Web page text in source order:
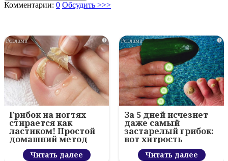
Комментарии: 0 Обсудить >>>
i
Грибок на ногтях
стирается как
ластиком! Простой
домашний метод
Читать далее
i
За 5 дней исчезнет
даже самый
застарелый грибок:
вот хитрость
Читать далее